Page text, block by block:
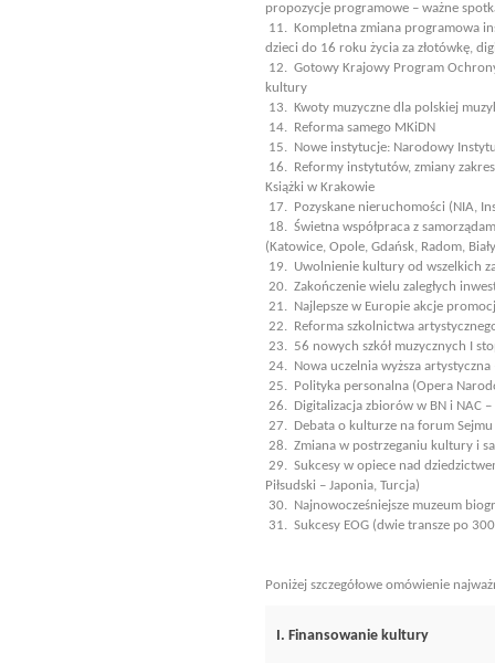
propozycje programowe – ważne
11. Kompletna zmiana programowa
dzieci do 16 roku życia za złotówkę,
12. Gotowy Krajowy Program
kultury
13. Kwoty muzyczne dla polskiej
14. Reforma samego MKiDN
15. Nowe instytucje: Narodowy
16. Reformy instytutów, zmiany
Książki w Krakowie
17. Pozyskane nieruchomości (NIA,
18. Świetna współpraca z
(Katowice, Opole, Gdańsk, Radom,
19. Uwolnienie kultury od wszelkich
20. Zakończenie wielu zaległych
21. Najlepsze w Europie akcje
22. Reforma szkolnictwa
23. 56 nowych szkół muzycznych I
24. Nowa uczelnia wyższa artystyczna
25. Polityka personalna (Opera
26. Digitalizacja zbiorów w BN i NAC
27. Debata o kulturze na forum Sejmu
28. Zmiana w postrzeganiu kultury i
29. Sukcesy w opiece nad
Piłsudski – Japonia, Turcja)
30. Najnowocześniejsze muzeum
31. Sukcesy EOG (dwie transze po
Poniżej szczegółowe omówienie
I. Finansowanie kultury